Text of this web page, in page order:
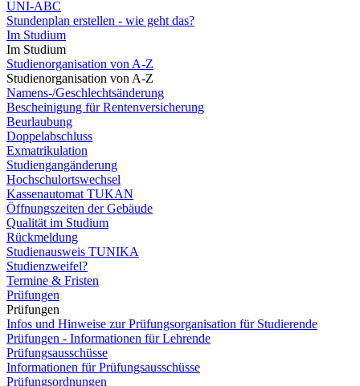
UNI-ABC
Stundenplan erstellen - wie geht das?
Im Studium
Im Studium
Studienorganisation von A-Z
Studienorganisation von A-Z
Namens-/Geschlechtsänderung
Bescheinigung für Rentenversicherung
Beurlaubung
Doppelabschluss
Exmatrikulation
Studiengangänderung
Hochschulortswechsel
Kassenautomat TUKAN
Öffnungszeiten der Gebäude
Qualität im Studium
Rückmeldung
Studienausweis TUNIKA
Studienzweifel?
Termine & Fristen
Prüfungen
Prüfungen
Infos und Hinweise zur Prüfungsorganisation für Studierende
Prüfungen - Informationen für Lehrende
Prüfungsausschüsse
Informationen für Prüfungsausschüsse
Prüfungsordnungen